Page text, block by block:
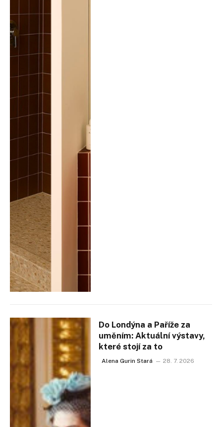
Do Londýna a Paříže za
uměním: Aktuální výstavy,
které stojí za to
Alena Gurin Stará 28. 7. 2026